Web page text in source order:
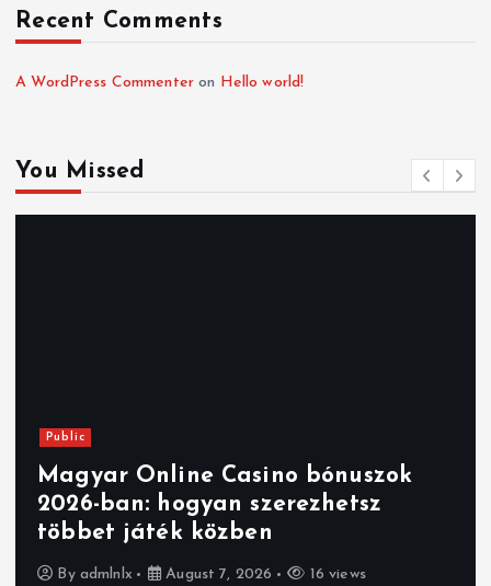
Recent Comments
A WordPress Commenter on Hello world!
You Missed
Public
Magyar Online Casino bónuszok
2026-ban: hogyan szerezhetsz
többet játék közben
By admlnlx August 7, 2026 16 views